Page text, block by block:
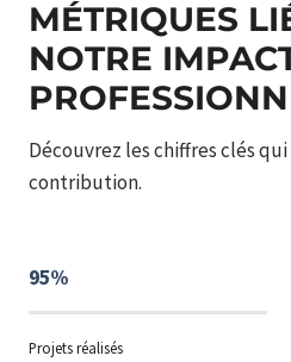
MÉTRIQUES
NOTRE
Découvrez les chiffres clés
contribution.
95%
Projets réalisés